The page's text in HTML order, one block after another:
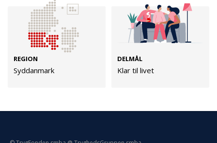
REGION
Syddanmark
DELMÅL
Klar til livet
TryghedsGruppen
Facebook LinkedIn